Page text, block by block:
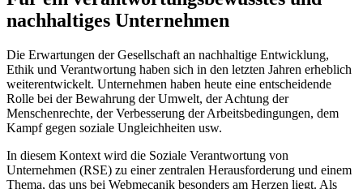
nachhaltiges Unternehmen
Die Erwartungen der Gesellschaft an nachhaltige Entwicklung,
Ethik und Verantwortung haben sich in den letzten Jahren erheblich
weiterentwickelt. Unternehmen haben heute eine entscheidende
Rolle bei der Bewahrung der Umwelt, der Achtung der
Menschenrechte, der Verbesserung der Arbeitsbedingungen, dem
Kampf gegen soziale Ungleichheiten usw.
In diesem Kontext wird die Soziale Verantwortung von
Unternehmen (RSE) zu einer zentralen Herausforderung und einem
Thema, das uns bei Webmecanik besonders am Herzen liegt. Als